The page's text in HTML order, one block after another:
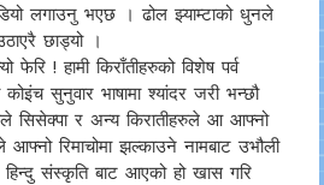
लगाउनु भएछ । ढोल झ्याम्टाको धुनले
छाड्यो ।
! हामी किराँतीहरुको विशेष पर्व
सुनुवार भाषामा श्यांदर जरी भन्छौ
सिसेक्पा र अन्य किरातीहरुले आ आफ्नो
आफ्नो रिमाचोमा झल्काउने नामबाट उभौली
संस्कृति बाट आएको हो खास गरि